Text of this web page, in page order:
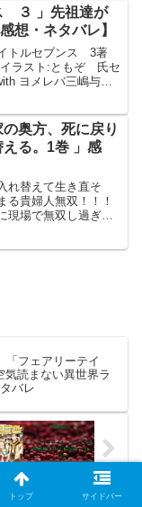
目指すことになる。
魔獣...
３ 」先祖達が
想・ネタバレ】
トルセブンス 3著
ラスト:ともぞ 氏セ
ヨメレバ三嶋与夢
奥方、死に戻り
える。1巻 」感
れ替えて生き直そ
る貴婦人無双！！！
現場で無双し過ぎな
「フェアリーテイ
気読まない異世界ラ
バレ
トップ サイドバー